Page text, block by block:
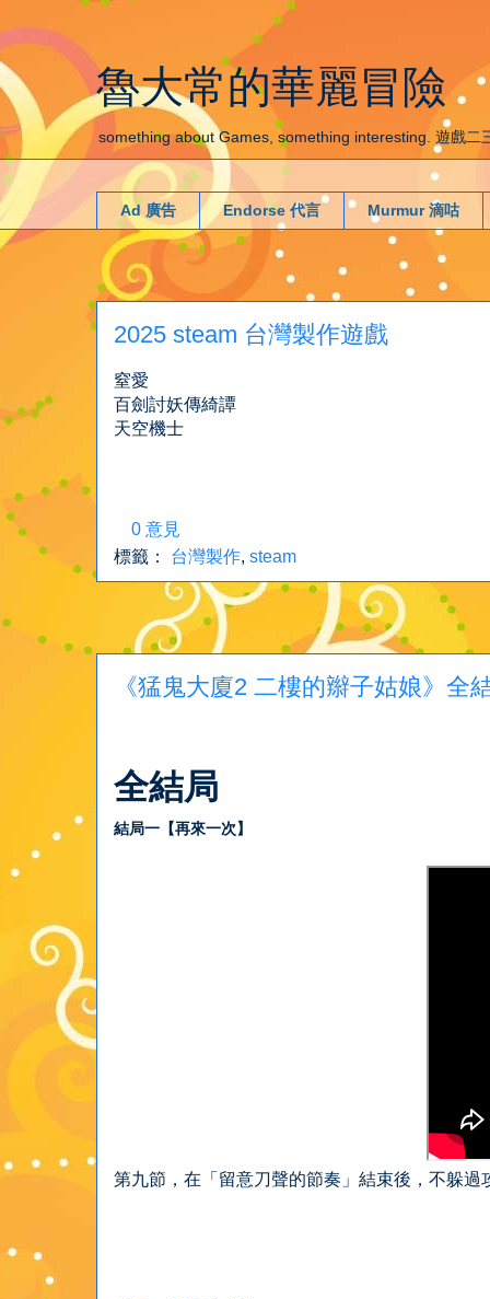
魯大常的華麗冒險
something about Games, something interesting. 遊戲二
Ad 廣告 Endorse 代言 Murmur 滴咕
2025 steam 台灣製作遊戲
窒愛
百劍討妖傳綺譚
天空機士
0 意見
標籤： 台灣製作, steam
《猛鬼大廈2 二樓的辮子姑娘》全
全結局
結局一【再來一次】
第九節，在「留意刀聲的節奏」結束後，不躲過